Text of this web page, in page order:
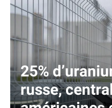
25%
russe,